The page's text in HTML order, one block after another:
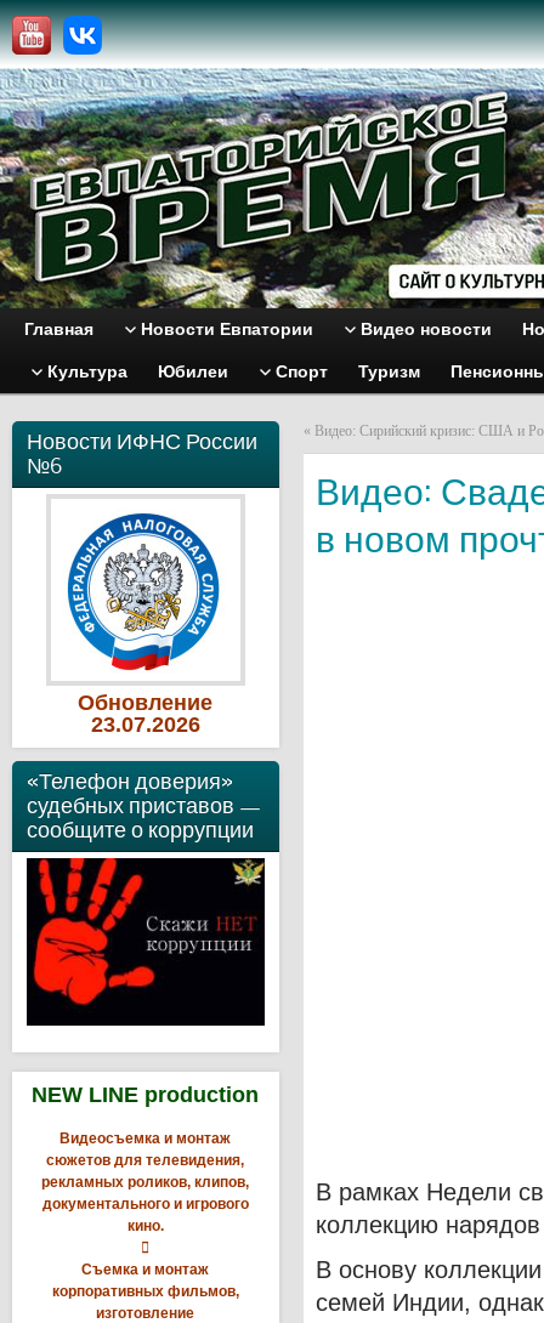
Главная Новости Евпатории Видео новости
Культура Юбилеи Спорт Туризм
Новости ИФНС России
№6
Обновление
23.07.2026
«Телефон доверия»
судебных приставов —
сообщите о коррупции
NEW LINE production
Видеосъемка и монтаж
сюжетов для телевидения,
рекламных роликов, клипов,
документального и игрового
кино.

Съемка и монтаж
корпоративных фильмов,
изготовление
« Видео: Сирийский кризис: США и
Видео:
в новом
В рамках Недели
коллекцию
В основу
семей Индии,